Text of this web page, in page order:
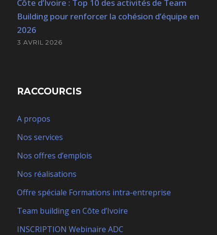
Côte d’Ivoire : Top 10 des activités de Team
Building pour renforcer la cohésion d’équipe en
2026
3 AVRIL 2026
RACCOURCIS
A propos
Nos services
Nos offres d’emplois
Nos réalisations
Offre spéciale Formations intra-entreprise
Team building en Côte d’Ivoire
INSCRIPTION Webinaire ADC